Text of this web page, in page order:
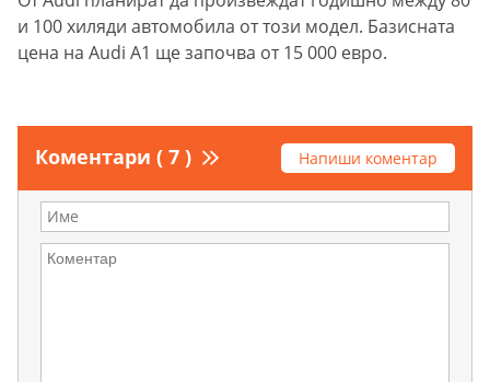
и 100 хиляди автомобила от този модел. Базисната
цена на Audi А1 ще започва от 15 000 евро.
Коментари ( 7 ) Напиши коментар